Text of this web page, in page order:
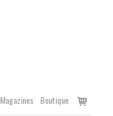
Magazines Boutique
Voir